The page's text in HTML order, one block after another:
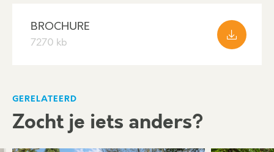
BROCHURE
7270 kb
GERELATEERD
Zocht je iets anders?